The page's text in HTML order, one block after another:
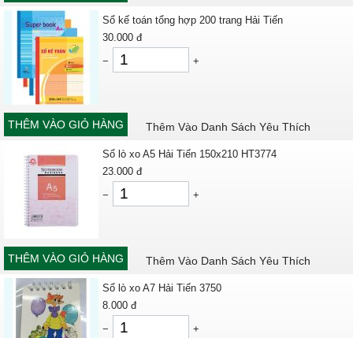
Sổ kế toán tổng hợp 200 trang Hải Tiến
30.000 đ
−
+
THÊM VÀO GIỎ HÀNG Thêm Vào Danh Sách Yêu Thích
Sổ lò xo A5 Hải Tiến 150x210 HT3774
23.000 đ
−
+
THÊM VÀO GIỎ HÀNG Thêm Vào Danh Sách Yêu Thích
Sổ lò xo A7 Hải Tiến 3750
8.000 đ
−
+